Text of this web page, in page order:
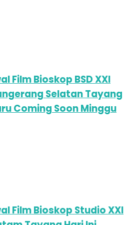
Film Bioskop BSD XXI
Selatan Tayang
Coming Soon Minggu
Film Bioskop Studio XXI